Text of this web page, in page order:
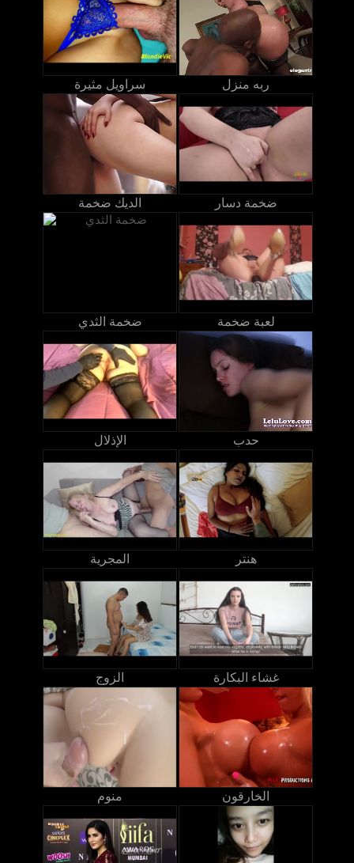
سراويل مثيرة ربه منزل
الديك ضخمة ضخمة دسار
ضخمة الثدي لعبة ضخمة
الإذلال حدب
المجرية هنتر
الزوج غشاء البكارة
منوم الخارقون